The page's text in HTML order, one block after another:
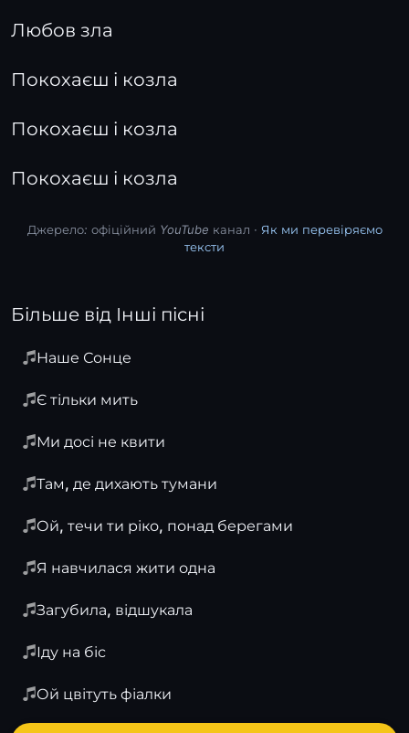
Любов зла
Покохаєш і козла
Покохаєш і козла
Покохаєш і козла
Джерело: офіційний YouTube канал · Як ми перевіряємо
тексти
Більше від Інші пісні
Наше Сонце
Є тільки мить
Ми досі не квити
Там, де дихають тумани
Ой, течи ти ріко, понад берегами
Я навчилася жити одна
Загубила, відшукала
Іду на біс
Ой цвітуть фіалки